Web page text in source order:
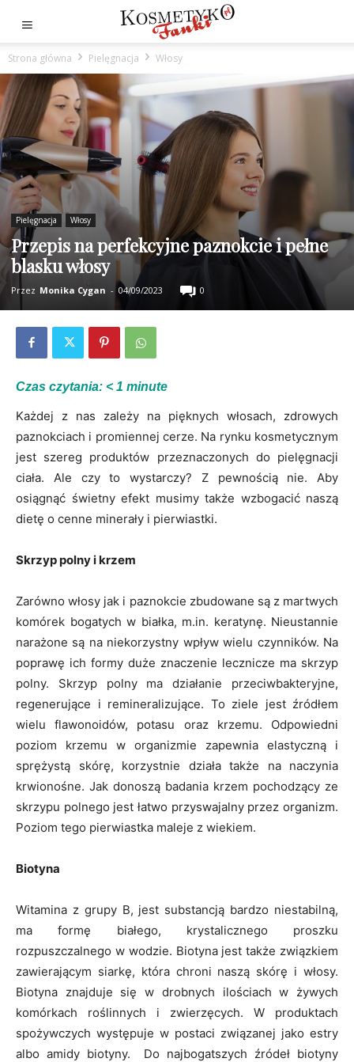
Strona główna Pielęgnacja Włosy
Pielęgnacja Włosy
Przepis na perfekcyjne paznokcie i pełne
blasku włosy
Przez Monika Cygan - 04/09/2023 0
Czas czytania: < 1 minute
Każdej z nas zależy na pięknych włosach, zdrowych
paznokciach i promiennej cerze. Na rynku kosmetycznym
jest szereg produktów przeznaczonych do pielęgnacji
ciała. Ale czy to wystarczy? Z pewnością nie. Aby
osiągnąć świetny efekt musimy także wzbogacić naszą
dietę o cenne minerały i pierwiastki.
Skrzyp polny i krzem
Zarówno włosy jak i paznokcie zbudowane są z martwych
komórek bogatych w białka, m.in. keratynę. Nieustannie
narażone są na niekorzystny wpływ wielu czynników. Na
poprawę ich formy duże znaczenie lecznicze ma skrzyp
polny. Skrzyp polny ma działanie przeciwbakteryjne,
regenerujące i remineralizujące. To ziele jest źródłem
wielu flawonoidów, potasu oraz krzemu. Odpowiedni
poziom krzemu w organizmie zapewnia elastyczną i
sprężystą skórę, korzystnie działa także na naczynia
krwionośne. Jak donoszą badania krzem pochodzący ze
skrzypu polnego jest łatwo przyswajalny przez organizm.
Poziom tego pierwiastka maleje z wiekiem.
Biotyna
Witamina z grupy B, jest substancją bardzo niestabilną,
ma formę białego, krystalicznego proszku
rozpuszczalnego w wodzie. Biotyna jest także związkiem
zawierającym siarkę, która chroni naszą skórę i włosy.
Biotyna znajduje się w drobnych ilościach w żywych
komórkach roślinnych i zwierzęcych. W produktach
spożywczych występuje w postaci związanej jako estry
albo amidy biotyny. Do najbogatszych źródeł biotyny